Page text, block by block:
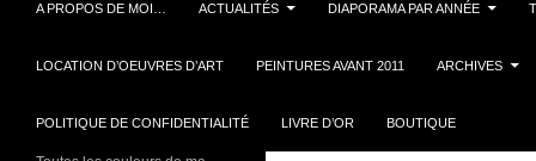
A PROPOS DE MOI… ACTUALITÉS DIAPORAMA PAR ANNÉE
LOCATION D’OEUVRES D’ART PEINTURES AVANT 2011 ARCHIVES
POLITIQUE DE CONFIDENTIALITÉ LIVRE D’OR BOUTIQUE